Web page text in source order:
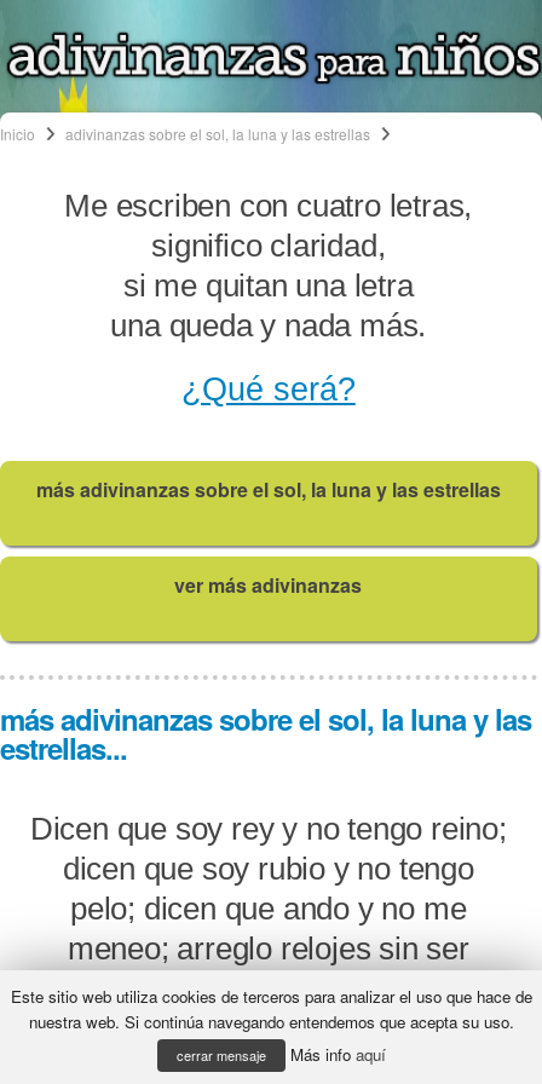
Inicio adivinanzas sobre el sol, la luna y las estrellas
Me escriben con cuatro letras,
significo claridad,
si me quitan una letra
una queda y nada más.
¿Qué será?
más adivinanzas sobre el sol, la luna y las estrellas
ver más adivinanzas
más adivinanzas sobre el sol, la luna y las
estrellas...
Dicen que soy rey y no tengo reino;
dicen que soy rubio y no tengo
pelo; dicen que ando y no me
meneo; arreglo relojes sin ser
relojero.
¿Qué será?
Este sitio web utiliza cookies de terceros para analizar el uso que hace de
nuestra web. Si continúa navegando entendemos que acepta su uso.
cerrar mensaje Más info aquí